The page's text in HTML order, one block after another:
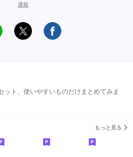
通報
ット、使いやすいものだけまとめてみま
もっと見る